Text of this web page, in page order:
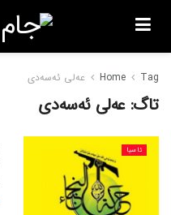
Home Tag عەلی ئەسەدی
تاگ: عەلی ئەسەدی
ئاسیا